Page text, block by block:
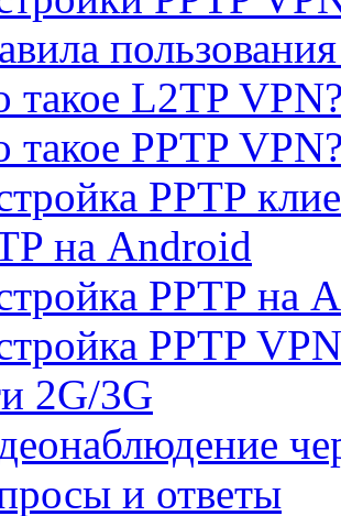
такое L2TP
такое PPTP
PPTP
на Android
PPTP на
PPTP
2G/3G
и ответы